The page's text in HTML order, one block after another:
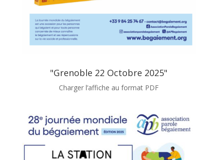
"Grenoble 22 Octobre 2025"
Charger l’affiche au format PDF